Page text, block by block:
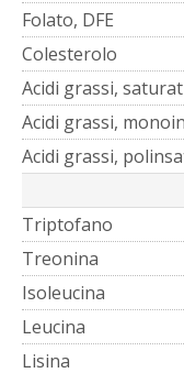
Folato, DFE
Colesterolo
Acidi grassi,
Acidi grassi,
Acidi grassi,
Triptofano
Treonina
Isoleucina
Leucina
Lisina